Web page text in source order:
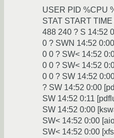
USER PID %CPU
STAT START
488 240 ? S 14:52
0 ? SWN 14:52
0 0 ? SW< 14:52
0 0 ? SW< 14:52
0 0 ? SW 14:52
? SW 14:52 0:00
SW 14:52 0:11
SW 14:52 0:00
SW< 14:52 0:00
SW< 14:52 0:00